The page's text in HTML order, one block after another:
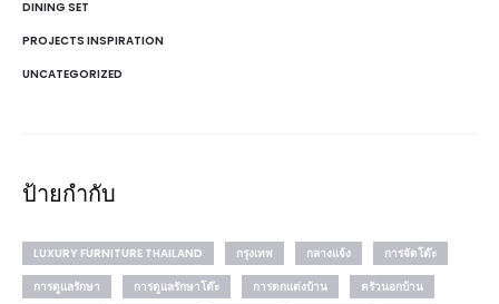
DINING SET
PROJECTS INSPIRATION
UNCATEGORIZED
ป้ายกำกับ
LUXURY FURNITURE THAILAND กรุงเทพ กลางแจ้ง
การจัดโต๊ะ
การดูแลรักษา
การดูแลรักษาโต๊ะ การตกแต่งบ้าน
ครัวนอกบ้าน